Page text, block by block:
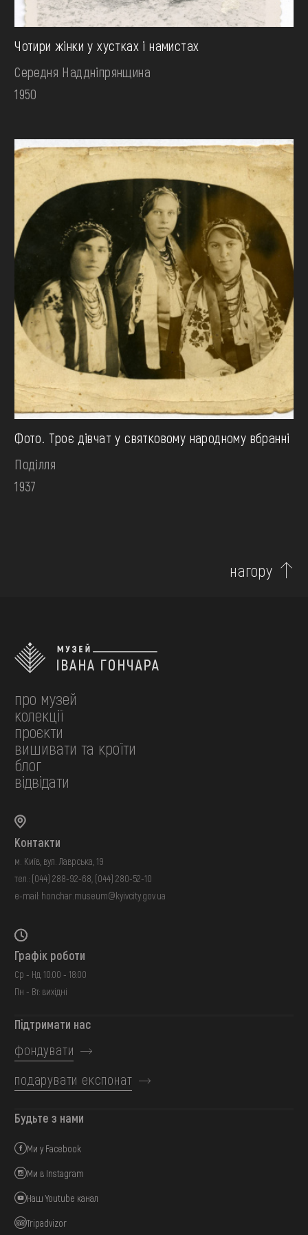
Чотири жінки у хустках і намистах
Середня Наддніпрянщина
1950
Фото. Троє дівчат у святковому народному вбранні
Поділля
1937
нагору
про музей
колекції
проєкти
вишивати та кроїти
блог
відвідати
Контакти
м. Київ, вул. Лаврська, 19
тел.: (044) 288-92-68 (044) 280-52-10
e-mail: honchar.museum@kyivcity.gov.ua
Графік роботи
Ср - Нд: 10:00 - 18:00
Пн - Вт: вихідні
Підтримати нас
фондувати
подарувати експонат
Будьте з нами
Ми у Facebook
Ми в Instagram
Наш Youtube канал
Tripadvizor